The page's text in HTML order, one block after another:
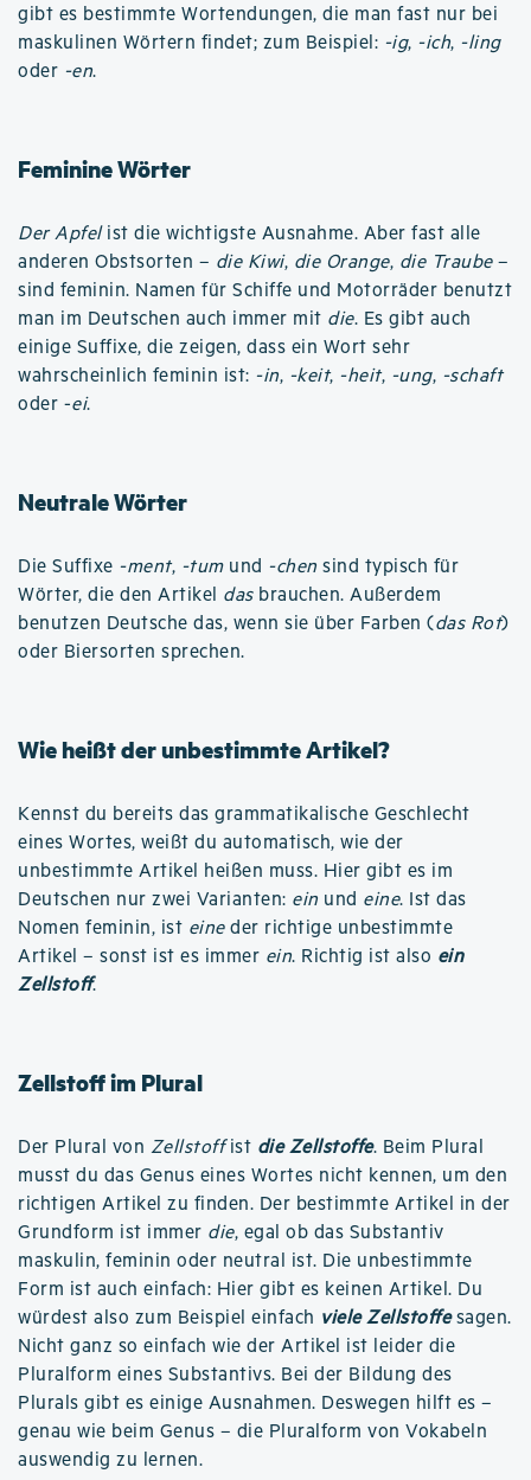
gibt es bestimmte Wortendungen, die man fast nur bei
maskulinen Wörtern findet; zum Beispiel: -ig, -ich, -ling
oder -en.
Feminine Wörter
Der Apfelist die wichtigste Ausnahme. Aber fast alle
anderen Obstsorten – die Kiwi, die Orange, die Traube–
sind feminin. Namen für Schiffe und Motorräder benutzt
man im Deutschen auch immer mit die. Es gibt auch
einige Suffixe, die zeigen, dass ein Wort sehr
wahrscheinlich feminin ist: -in, -keit, -heit, -ung, -schaft
oder -ei.
Neutrale Wörter
Die Suffixe -ment, -tumund -chen sind typisch für
Wörter, die den Artikel dasbrauchen. Außerdem
benutzen Deutsche das, wenn sie über Farben (das Rot)
oder Biersorten sprechen.
Wie heißt der unbestimmte Artikel?
Kennst du bereits das grammatikalische Geschlecht
eines Wortes, weißt du automatisch, wie der
unbestimmte Artikel heißen muss. Hier gibt es im
Deutschen nur zwei Varianten: ein und eine. Ist das
Nomen feminin, ist eineder richtige unbestimmte
Artikel – sonst ist es immer ein. Richtig ist also ein
Zellstoff.
Zellstoff im Plural
Der Plural von Zellstoffist die Zellstoffe. Beim Plural
musst du das Genus eines Wortes nicht kennen, um den
richtigen Artikel zu finden. Der bestimmte Artikel in der
Grundform ist immer die, egal ob das Substantiv
maskulin, feminin oder neutral ist. Die unbestimmte
Form ist auch einfach: Hier gibt es keinen Artikel. Du
würdest also zum Beispiel einfach viele Zellstoffesagen.
Nicht ganz so einfach wie der Artikel ist leider die
Pluralform eines Substantivs. Bei der Bildung des
Plurals gibt es einige Ausnahmen. Deswegen hilft es –
genau wie beim Genus – die Pluralform von Vokabeln
auswendig zu lernen.